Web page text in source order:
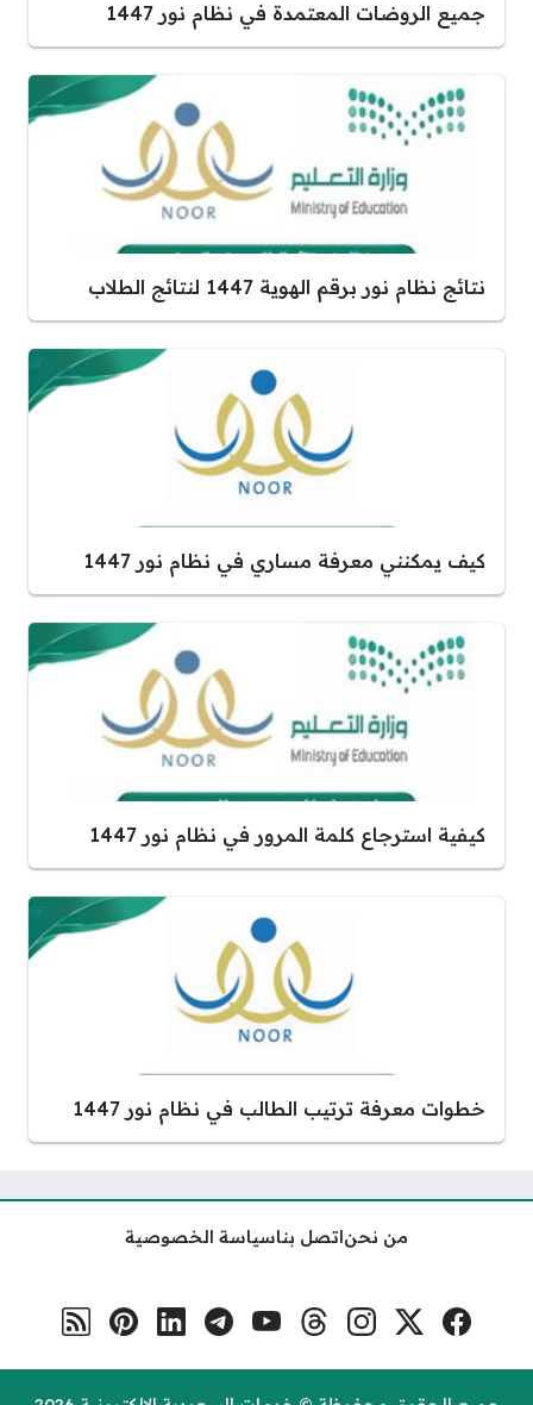
جميع الروضات المعتمدة في نظام نور 1447
نتائج نظام نور برقم الهوية 1447 لنتائج الطلاب
كيف يمكنني معرفة مساري في نظام نور 1447
كيفية استرجاع كلمة المرور في نظام نور 1447
خطوات معرفة ترتيب الطالب في نظام نور 1447
من نحناتصل بناسياسة الخصوصية
مواقع التواصل فيسبوكمنصة إكسإنستغرامثريدسيوتيوبتلغراملينكد إنبنترست
رابط RSS